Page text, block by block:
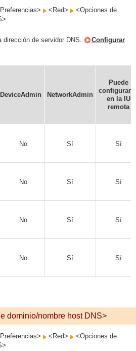
<Red>
<Opciones de
dirección de servidor DNS.
Configurar
DeviceAdmin NetworkAdmin
Puede
en la IU
remota
No Sí Sí
No Sí Sí
No Sí Sí
No Sí Sí
dominio/nombre host DNS>
<Red>
<Opciones de